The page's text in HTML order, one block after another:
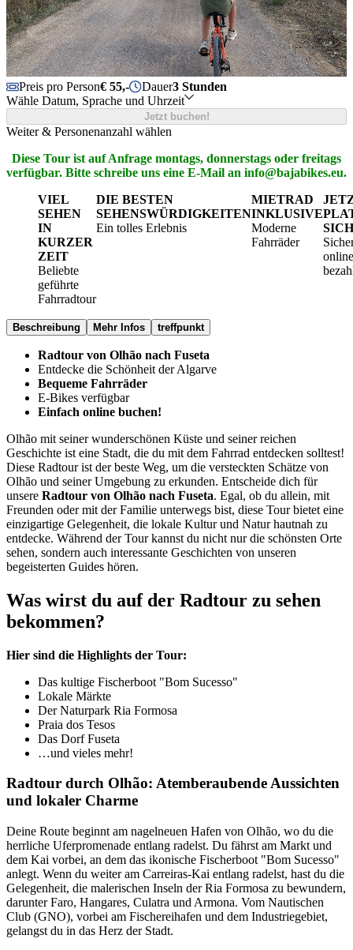
Preis pro Person€ 55,- Dauer3 Stunden
Wähle Datum, Sprache und Uhrzeit
Jetzt buchen!
Weiter & Personenanzahl wählen
Diese Tour ist auf Anfrage montags, donnerstags oder freitags
verfügbar. Bitte schreibe uns eine E-Mail an info@bajabikes.eu.
VIEL
SEHEN
IN
KURZER
ZEIT
Beliebte
geführte
Fahrradtour
DIE BESTEN
SEHENSWÜRDIGKEITEN
Ein tolles Erlebnis
MIETRAD
INKLUSIVE
Moderne
Fahrräder
online
Beschreibung Mehr Infos treffpunkt
Radtour von Olhão nach Fuseta
Entdecke die Schönheit der Algarve
Bequeme Fahrräder
E-Bikes verfügbar
Einfach online buchen!
Olhão mit seiner wunderschönen Küste und seiner reichen
Geschichte ist eine Stadt, die du mit dem Fahrrad entdecken solltest!
Diese Radtour ist der beste Weg, um die versteckten Schätze von
Olhão und seiner Umgebung zu erkunden. Entscheide dich für
unsere Radtour von Olhão nach Fuseta. Egal, ob du allein, mit
Freunden oder mit der Familie unterwegs bist, diese Tour bietet eine
einzigartige Gelegenheit, die lokale Kultur und Natur hautnah zu
entdecke. Während der Tour kannst du nicht nur die schönsten Orte
sehen, sondern auch interessante Geschichten von unseren
begeisterten Guides hören.
Was wirst du auf der Radtour zu sehen
bekommen?
Hier sind die Highlights der Tour:
Das kultige Fischerboot "Bom Sucesso"
Lokale Märkte
Der Naturpark Ria Formosa
Praia dos Tesos
Das Dorf Fuseta
…und vieles mehr!
Radtour durch Olhão: Atemberaubende Aussichten
und lokaler Charme
Deine Route beginnt am nagelneuen Hafen von Olhão, wo du die
herrliche Uferpromenade entlang radelst. Du fährst am Markt und
dem Kai vorbei, an dem das ikonische Fischerboot "Bom Sucesso"
anlegt. Wenn du weiter am Carreiras-Kai entlang radelst, hast du die
Gelegenheit, die malerischen Inseln der Ria Formosa zu bewundern,
darunter Faro, Hangares, Culatra und Armona. Vom Nautischen
Club (GNO), vorbei am Fischereihafen und dem Industriegebiet,
gelangst du in das Herz der Stadt.